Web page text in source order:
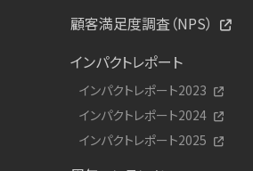
顧客満足度調査（NPS）
インパクトレポート
インパクトレポート2023
インパクトレポート2024
インパクトレポート2025